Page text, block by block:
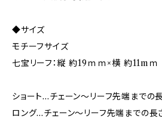
◆サイズ
モチーフサイズ
七宝リーフ：縦 約19ｍｍ×横 約11mｍ
ショート…チェーン～リーフ先端までの
ロング…チェーン～リーフ先端までの長